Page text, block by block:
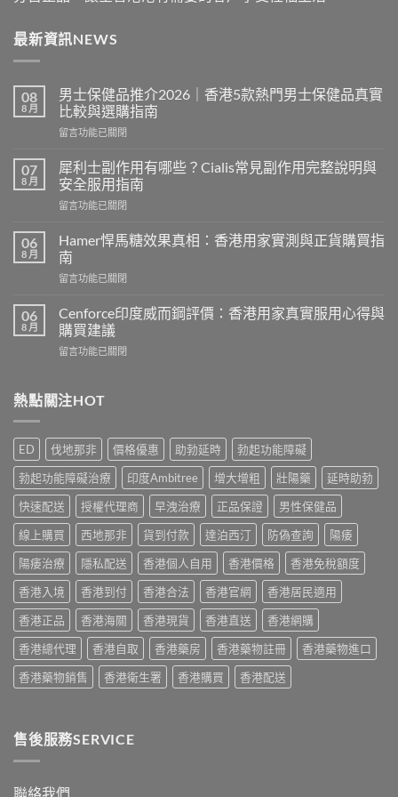
最新資訊NEWS
08
8 月
男士保健品推介2026｜香港5款熱門男士保健品真實
比較與選購指南
在
士
保
健
品
介
2026
｜
香
5
款
門
保
真
實
比
較
與
選
購
指
南〉
中
留言功能已關閉
07
8 月
犀利士副作用有哪些？Cialis常見副作用完整說明與
安全服用指南
在
利
士
副
作
有
哪
些？
Cialis
副
完
整
說
明
與
安
全
服
用
指
南〉
中
留言功能已關閉
06
8 月
Hamer悍馬糖效果真相：香港用家實測與正貨購買指
南
在
悍
馬
糖
效
相：
用
家
實
測
與
正
貨
購
買
指
南〉
中
留言功能已關閉
06
8 月
Cenforce印度威而鋼評價：香港用家真實服用心得與
購買建議
在
度
威
鋼
評
價：
香
港
用
家
真
實
服
用
心
得
與
購
買
建
留言功能已關閉
熱點關注HOT
ED 伐地那非 價格優惠 助勃延時
勃起功能障礙
勃起功能障礙治療
印度Ambitree 增大增粗 壯陽藥
延時助勃
快速配送
授權代理商 早洩治療 正品保證
男性保健品
線上購買
西地那非 貨到付款 達泊西汀 防偽查詢
陽痿
陽痿治療
隱私配送 香港個人自用 香港價格
香港免稅額度
香港入境
香港到付 香港合法 香港官網
香港居民適用
香港正品
香港海關 香港現貨 香港直送
香港網購
香港總代理
香港自取 香港藥房 香港藥物註冊
香港藥物進口
香港藥物銷售
香港衛生署 香港購買 香港配送
售後服務SERVICE
聯絡我們